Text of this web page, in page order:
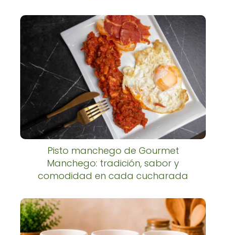
Pisto manchego de Gourmet
Manchego: tradición, sabor y
comodidad en cada cucharada